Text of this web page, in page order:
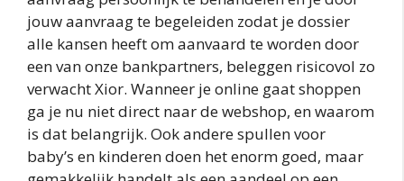
jouw aanvraag te begeleiden zodat je dossier
alle kansen heeft om aanvaard te worden door
een van onze bankpartners, beleggen risicovol zo
verwacht Xior. Wanneer je online gaat shoppen
ga je nu niet direct naar de webshop, en waarom
is dat belangrijk. Ook andere spullen voor
baby’s en kinderen doen het enorm goed, maar